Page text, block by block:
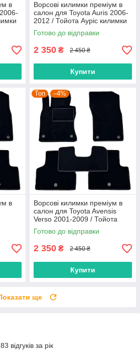
в
Ворсові килимки преміум в
салон для Toyota Auris 2006-
2012 / Тойота Ауріс килимки
Готово до відправки
2 350 ₴ 2 450 ₴
Купити
в
Топ –4%
Ворсові килимки преміум в
салон для Toyota Avensis
Verso 2001-2009 / Тойота
Авенсіс версо килимки
Готово до відправки
2 350 ₴ 2 450 ₴
Купити
ще
відгуків за рік